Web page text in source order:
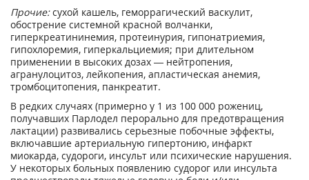
Прочие:сухой кашель, геморрагический васкулит,
обострение системной красной волчанки,
гиперкреатининемия, протеинурия, гипонатриемия,
гипохлоремия, гиперкальциемия; при длительном
применении в высоких дозах — нейтропения,
агранулоцитоз, лейкопения, апластическая анемия,
тромбоцитопения, панкреатит.
В редких случаях (примерно у 1 из 100 000 рожениц,
получавших Парлодел перорально для предотвращения
лактации) развивались серьезные побочные эффекты,
включавшие артериальную гипертонию, инфаркт
миокарда, судороги, инсульт или психические нарушения.
У некоторых больных появлению судорог или инсульта